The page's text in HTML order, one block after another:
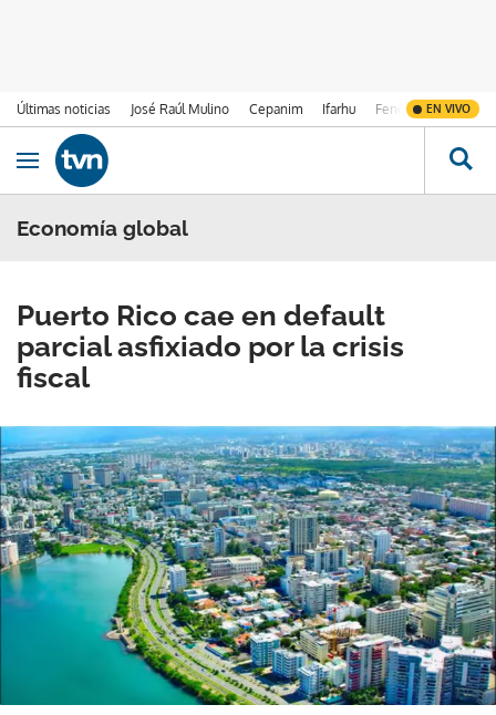
Últimas noticias José Raúl Mulino Cepanim Ifarhu Fenómeno de El
EN VIVO
Ir al contenido
Obrir navegació
Economía global
Puerto Rico cae en default
parcial asfixiado por la crisis
fiscal